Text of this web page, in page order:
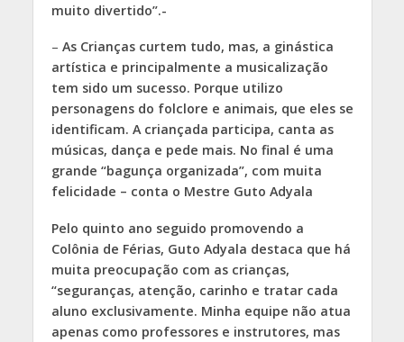
muito divertido”.-
– As Crianças curtem tudo, mas, a ginástica
artística e principalmente a musicalização
tem sido um sucesso. Porque utilizo
personagens do folclore e animais, que eles se
identificam. A criançada participa, canta as
músicas, dança e pede mais. No final é uma
grande “bagunça organizada”, com muita
felicidade – conta o Mestre Guto Adyala
Pelo quinto ano seguido promovendo a
Colônia de Férias, Guto Adyala destaca que há
muita preocupação com as crianças,
“seguranças, atenção, carinho e tratar cada
aluno exclusivamente. Minha equipe não atua
apenas como professores e instrutores, mas